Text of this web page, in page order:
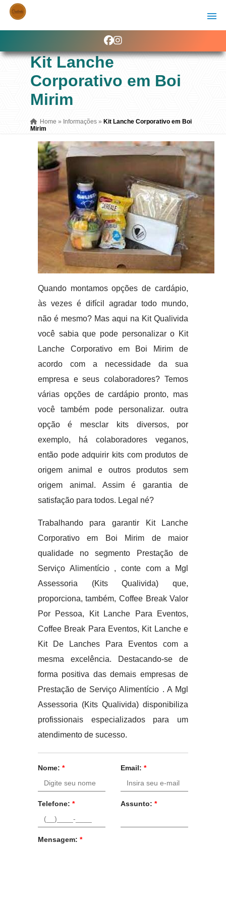
Kit Lanche
Corporativo em Boi
Mirim
Home » Informações » Kit Lanche Corporativo em Boi
Mirim
Quando montamos opções de cardápio,
às vezes é difícil agradar todo mundo,
não é mesmo? Mas aqui na Kit Qualivida
você sabia que pode personalizar o Kit
Lanche Corporativo em Boi Mirim de
acordo com a necessidade da sua
empresa e seus colaboradores? Temos
várias opções de cardápio pronto, mas
você também pode personalizar. outra
opção é mesclar kits diversos, por
exemplo, há colaboradores veganos,
então pode adquirir kits com produtos de
origem animal e outros produtos sem
origem animal. Assim é garantia de
satisfação para todos. Legal né?
Trabalhando para garantir Kit Lanche
Corporativo em Boi Mirim de maior
qualidade no segmento Prestação de
Serviço Alimentício , conte com a Mgl
Assessoria (Kits Qualivida) que,
proporciona, também, Coffee Break Valor
Por Pessoa, Kit Lanche Para Eventos,
Coffee Break Para Eventos, Kit Lanche e
Kit De Lanches Para Eventos com a
mesma excelência. Destacando-se de
forma positiva das demais empresas de
Prestação de Serviço Alimentício . A Mgl
Assessoria (Kits Qualivida) disponibiliza
profissionais especializados para um
atendimento de sucesso.
Nome: * Email: *
Telefone: * Assunto: *
Mensagem: *